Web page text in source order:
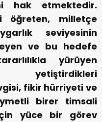
hak etmektedir.
öğreten, milletçe
seviyesinin
ve bu hedefe
yürüyen
yetiştirdikleri
fikir hürriyeti ve
birer timsali
yüce bir görev